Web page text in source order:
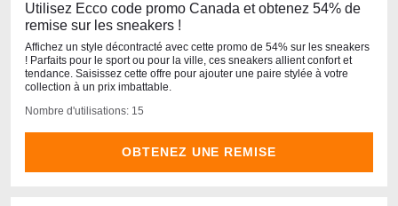
Utilisez Ecco code promo Canada et obtenez 54% de
remise sur les sneakers !
Affichez un style décontracté avec cette promo de 54% sur les sneakers
! Parfaits pour le sport ou pour la ville, ces sneakers allient confort et
tendance. Saisissez cette offre pour ajouter une paire stylée à votre
collection à un prix imbattable.
Nombre d'utilisations: 15
OBTENEZ UNE REMISE